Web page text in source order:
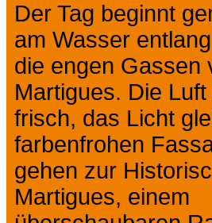
Der Tag beginnt
am Wasser
die engen Gassen
Martigues. Die
frisch, das Licht
farbenfrohen
gehen zur
Martigues, einem